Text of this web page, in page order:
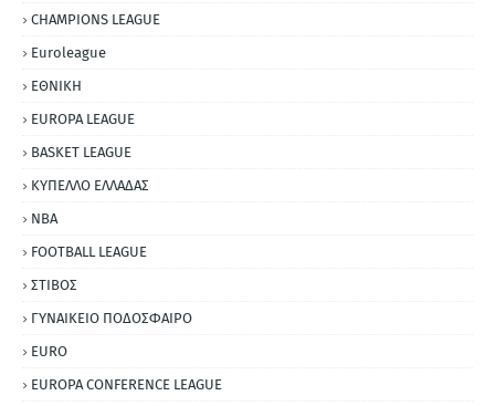
CHAMPIONS LEAGUE
Euroleague
ΕΘΝΙΚΗ
EUROPA LEAGUE
BASKET LEAGUE
ΚΥΠΕΛΛΟ ΕΛΛΑΔΑΣ
NBA
FOOTBALL LEAGUE
ΣΤΙΒΟΣ
ΓΥΝΑΙΚΕΙΟ ΠΟΔΟΣΦΑΙΡΟ
EURO
EUROPA CONFERENCE LEAGUE